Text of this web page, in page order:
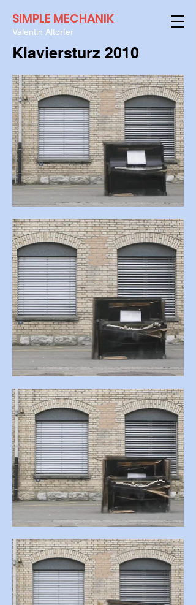
SIMPLE MECHANIK
Valentin Altorfer
Klaviersturz 2010